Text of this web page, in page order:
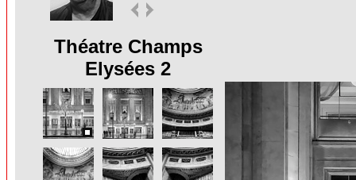
Théatre Champs
Elysées 2